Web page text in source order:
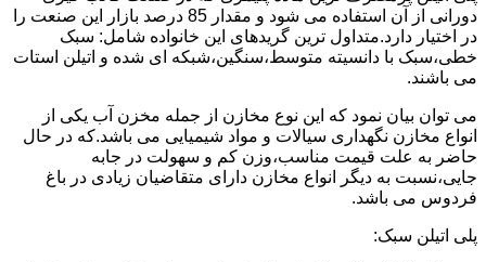
دورانی از آن استفاده می شود و مقدار 85 درصد بازار این صنعت را
در اختیار دارد.متداول ترین گریدهای این خانواده شامل: سبک
خطی،سبک با دانسیته متوسط،سنگین،شبکه ای شده و اتیلن استات
می باشند.
می توان بیان نمود که این نوع مخازن از جمله مخزن آب یکی از
انواع مخازن نگهداری سیالات و مواد شیمیایی می باشد.که در حال
حاضر به علت قیمت مناسب،وزن کم و سهولت در جابه
جایی،نسبت به دیگر انواع مخازن دارای متقاضیان زیادی در باغ
فردوس می باشد.
پلی اتیلن سبک: